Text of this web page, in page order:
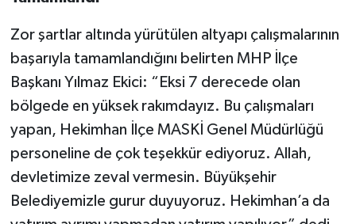
Zor şartlar altında yürütülen altyapı çalışmalarının
başarıyla tamamlandığını belirten MHP İlçe
Başkanı Yılmaz Ekici: “Eksi 7 derecede olan
bölgede en yüksek rakımdayız. Bu çalışmaları
yapan, Hekimhan İlçe MASKİ Genel Müdürlüğü
personeline de çok teşekkür ediyoruz. Allah,
devletimize zeval vermesin. Büyükşehir
Belediyemizle gurur duyuyoruz. Hekimhan’a da